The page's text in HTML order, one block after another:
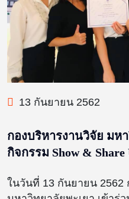
13 กันยายน 2562
กองบริหารงานวิจัย มห
กิจกรรม Show & Share
ในวันที่ 13 กันยายน 2562